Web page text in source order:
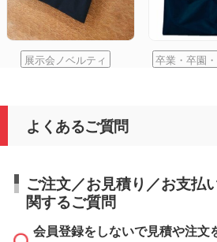
展示会ノベルティ 卒業・卒園
よくあるご質問
ご注文／お見積り／お支払
関するご質問
会員登録をしないで見積や注文